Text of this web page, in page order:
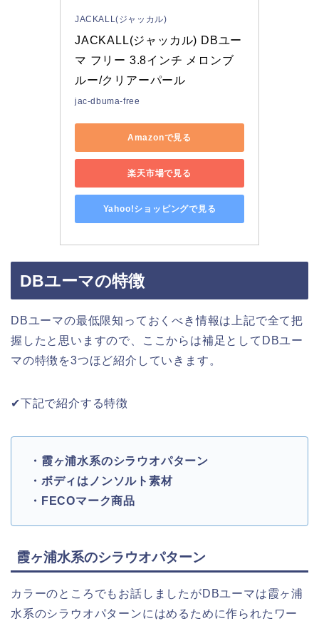
JACKALL(ジャッカル)
JACKALL(ジャッカル) DBユー
マ フリー 3.8インチ メロンブ
ルー/クリアーパール
jac-dbuma-free
Amazonで見る
楽天市場で見る
Yahoo!ショッピングで見る
DBユーマの特徴
DBユーマの最低限知っておくべき情報は上記で全て把
握したと思いますので、ここからは補足としてDBユー
マの特徴を3つほど紹介していきます。
✔︎下記で紹介する特徴
・霞ヶ浦水系のシラウオパターン
・ボディはノンソルト素材
・FECOマーク商品
霞ヶ浦水系のシラウオパターン
カラーのところでもお話しましたがDBユーマは霞ヶ浦
水系のシラウオパターンにはめるために作られたワー